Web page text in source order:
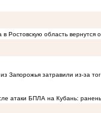
Ростовскую область вернутся
Запорожья затравили из-за
атаки БПЛА на Кубань: